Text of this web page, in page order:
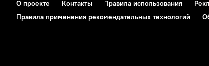
О проекте Контакты Правила использования
Правила применения рекомендательных технологий